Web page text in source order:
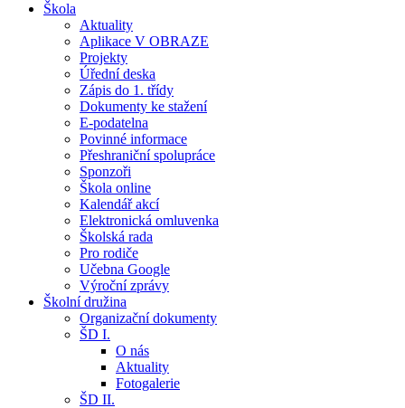
Škola
Aktuality
Aplikace V OBRAZE
Projekty
Úřední deska
Zápis do 1. třídy
Dokumenty ke stažení
E-podatelna
Povinné informace
Přeshraniční spolupráce
Sponzoři
Škola online
Kalendář akcí
Elektronická omluvenka
Školská rada
Pro rodiče
Učebna Google
Výroční zprávy
Školní družina
Organizační dokumenty
ŠD I.
O nás
Aktuality
Fotogalerie
ŠD II.